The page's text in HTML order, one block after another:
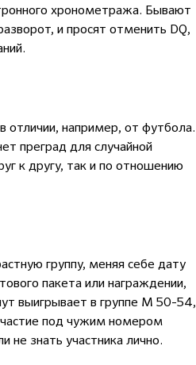
хронометража. Бывают
и просят отменить DQ,
отличии, например, от футбола.
преград для случайной
к другу, так и по отношению
группу, меняя себе дату
пакета или награждении,
выигрывает в группе М 50-54,
под чужим номером
знать участника лично.